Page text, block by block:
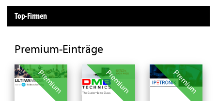
Top-Firmen
Premium-Einträge
Premium Premium Premium